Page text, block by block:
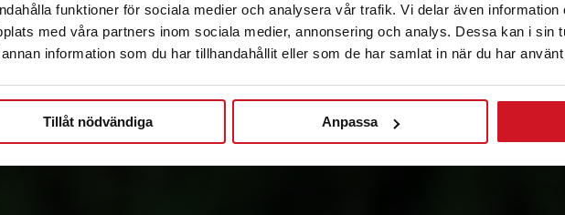
funktioner för sociala medier och analysera vår trafik. Vi delar även
med våra partners inom sociala medier, annonsering och analys. Dessa kan i sin
information som du har tillhandahållit eller som de har samlat in när du har
Tillåt nödvändiga Anpassa